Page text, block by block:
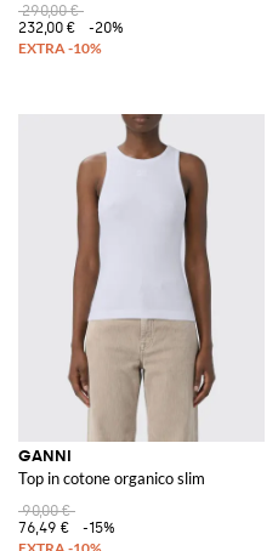
290,00 €
232,00 €
-20%
GANNI
Top in cotone organico slim
90,00 €
76,49 €
-15%